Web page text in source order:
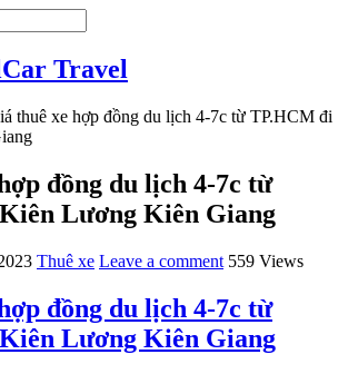
Car Travel
thuê xe hợp đồng du lịch 4-7c từ TP.HCM đi
đồng du lịch 4-7c từ
Lương Kiên Giang
Thuê xe Leave a comment 559 Views
đồng du lịch 4-7c từ
Lương Kiên Giang